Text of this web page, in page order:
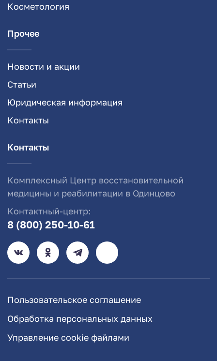
Косметология
Прочее
Новости и акции
Статьи
Юридическая информация
Контакты
Контакты
Комплексный Центр восстановительной
медицины и реабилитации в Одинцово
Контактный-центр:
8 (800) 250-10-61
Пользовательское соглашение
Обработка персональных данных
Управление cookie файлами